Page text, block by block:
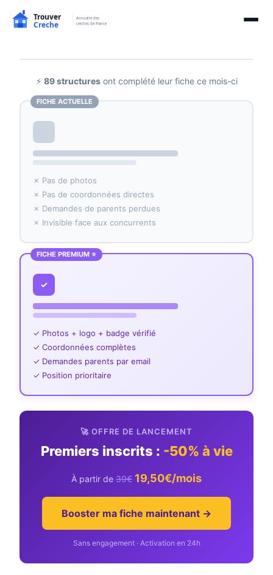
⚡ 89 structuresont complété leur fiche ce mois-ci
FICHE ACTUELLE
✗ Pas de photos
✗ Pas de coordonnées directes
✗ Demandes de parents perdues
✗ Invisible face aux concurrents
FICHE PREMIUM ⭐
✓
✓ Photos + logo + badge vérifié
✓ Coordonnées complètes
✓ Demandes parents par email
✓ Position prioritaire
🚀 OFFRE DE LANCEMENT
Premiers inscrits : -50% à vie
À partir de 39€ 19,50€/mois
Booster ma fiche maintenant →
Sans engagement · Activation en 24h